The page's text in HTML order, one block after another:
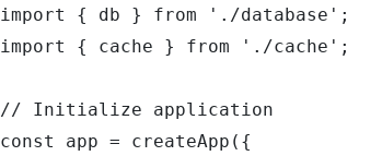
import { db } from './database';
import { cache } from './cache';
// Initialize application
const app = createApp({